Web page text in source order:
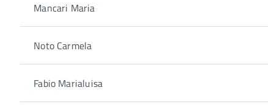
Mancari Maria
Noto Carmela
Fabio Marialuisa